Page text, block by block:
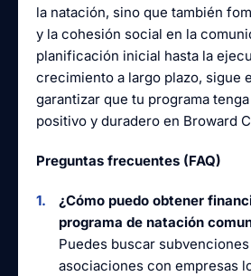
la natación, sino que también
y la cohesión social en la
planificación inicial hasta la
crecimiento a largo plazo, sigue
garantizar que tu programa
positivo y duradero en Broward
Preguntas frecuentes (FAQ)
¿Cómo puedo obtener
programa de natación
Puedes buscar
asociaciones con empresas